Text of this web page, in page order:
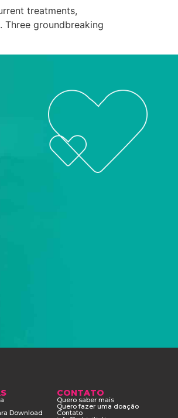
treatments,
groundbreaking
Download
CONTATO
Quero saber mais
Quero fazer uma doação
Contato